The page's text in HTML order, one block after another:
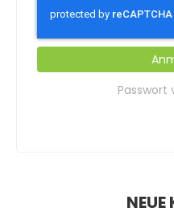
Passwort
NEUE